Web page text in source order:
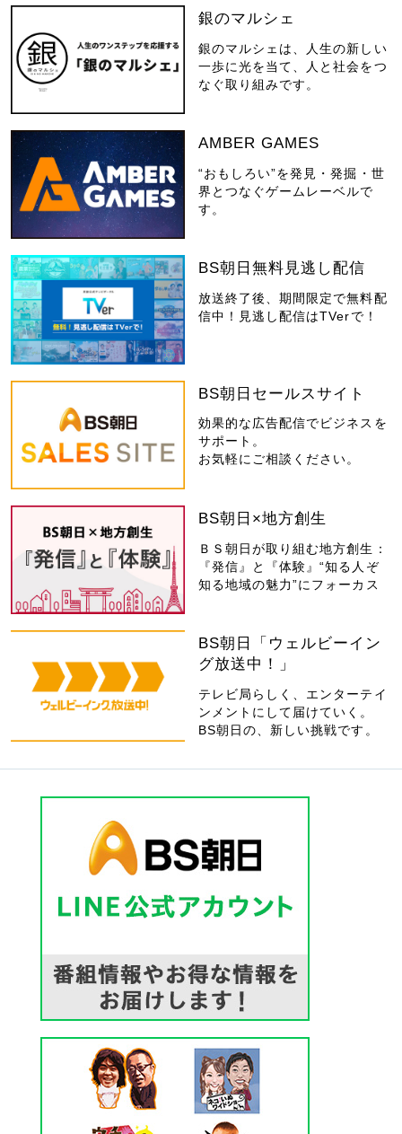
銀のマルシェ
銀のマルシェは、人生の新しい
一歩に光を当て、人と社会をつ
なぐ取り組みです。
AMBER GAMES
“おもしろい”を発見・発掘・世
界とつなぐゲームレーベルで
す。
BS朝日無料見逃し配信
放送終了後、期間限定で無料配
信中！見逃し配信はTVerで！
BS朝日セールスサイト
効果的な広告配信でビジネスを
サポート。
お気軽にご相談ください。
BS朝日×地方創生
ＢＳ朝日が取り組む地方創生：
『発信』と『体験』“知る人ぞ
知る地域の魅力”にフォーカス
BS朝日「ウェルビーイン
グ放送中！」
テレビ局らしく、エンターテイ
ンメントにして届けていく。
BS朝日の、新しい挑戦です。